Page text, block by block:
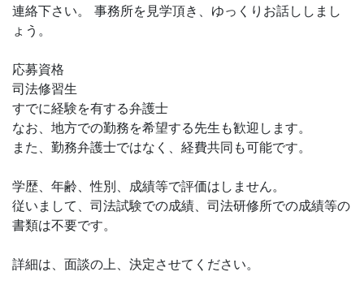
連絡下さい。 事務所を見学頂き、ゆっくりお話ししまし
ょう。
応募資格
司法修習生
すでに経験を有する弁護士
なお、地方での勤務を希望する先生も歓迎します。
また、勤務弁護士ではなく、経費共同も可能です。
学歴、年齢、性別、成績等で評価はしません。
従いまして、司法試験での成績、司法研修所での成績等の
書類は不要です。
詳細は、面談の上、決定させてください。